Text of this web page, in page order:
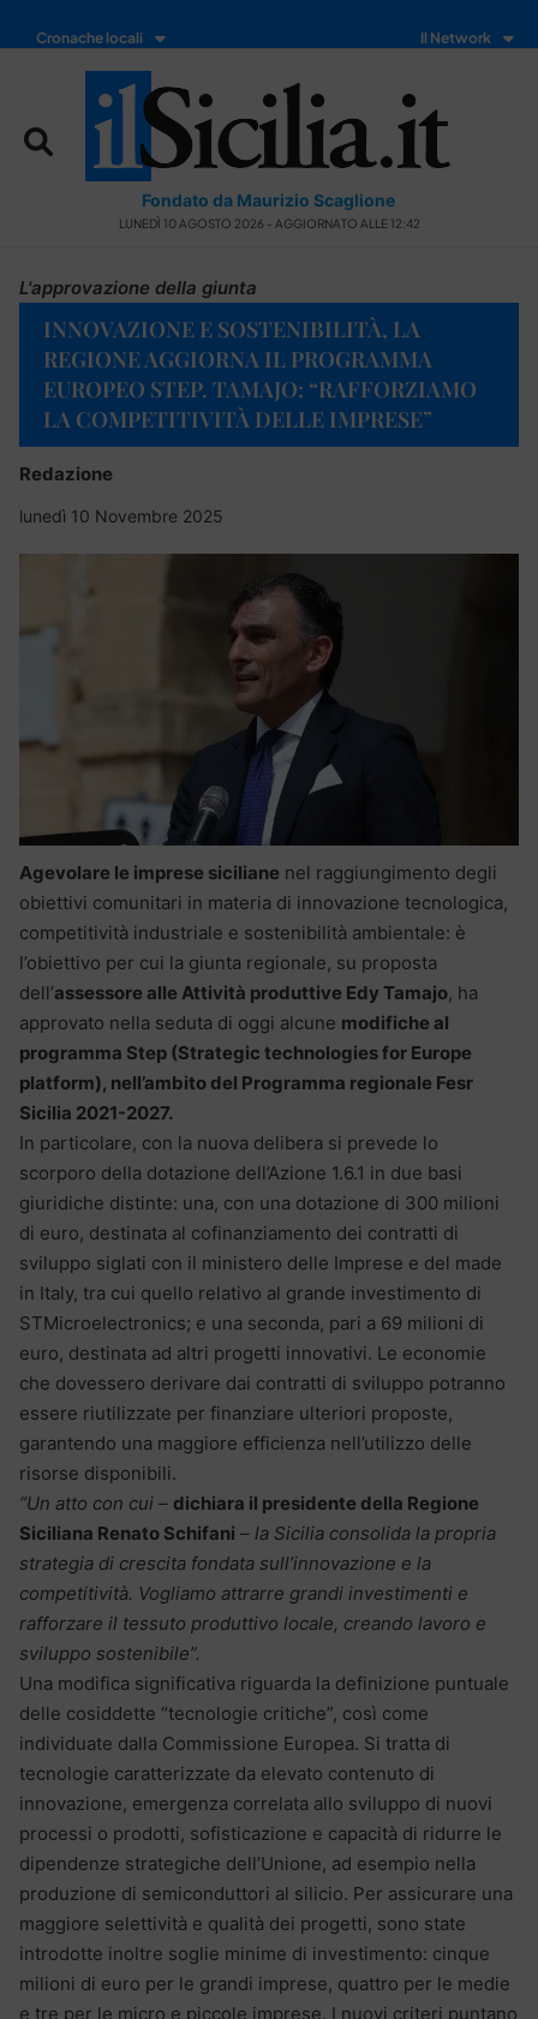
Cronache locali Il Network
Fondato da Maurizio Scaglione
LUNEDÌ 10 AGOSTO 2026 - AGGIORNATO ALLE 12:42
L'approvazione della giunta
INNOVAZIONE E SOSTENIBILITÀ, LA
REGIONE AGGIORNA IL PROGRAMMA
EUROPEO STEP. TAMAJO: “RAFFORZIAMO
LA COMPETITIVITÀ DELLE IMPRESE”
Redazione
lunedì 10 Novembre 2025
Agevolare le imprese siciliane nel raggiungimento degli
obiettivi comunitari in materia di innovazione tecnologica,
competitività industriale e sostenibilità ambientale: è
l’obiettivo per cui la giunta regionale, su proposta
dell’assessore alle Attività produttive Edy Tamajo, ha
approvato nella seduta di oggi alcune modifiche al
programma Step (Strategic technologies for Europe
platform), nell’ambito del Programma regionale Fesr
Sicilia 2021-2027.
In particolare, con la nuova delibera si prevede lo
scorporo della dotazione dell’Azione 1.6.1 in due basi
giuridiche distinte: una, con una dotazione di 300 milioni
di euro, destinata al cofinanziamento dei contratti di
sviluppo siglati con il ministero delle Imprese e del made
in Italy, tra cui quello relativo al grande investimento di
STMicroelectronics; e una seconda, pari a 69 milioni di
euro, destinata ad altri progetti innovativi. Le economie
che dovessero derivare dai contratti di sviluppo potranno
essere riutilizzate per finanziare ulteriori proposte,
garantendo una maggiore efficienza nell’utilizzo delle
risorse disponibili.
“Un atto con cui – dichiara il presidente della Regione
Siciliana Renato Schifani – la Sicilia consolida la propria
strategia di crescita fondata sull’innovazione e la
competitività. Vogliamo attrarre grandi investimenti e
rafforzare il tessuto produttivo locale, creando lavoro e
sviluppo sostenibile”.
Una modifica significativa riguarda la definizione puntuale
delle cosiddette “tecnologie critiche”, così come
individuate dalla Commissione Europea. Si tratta di
tecnologie caratterizzate da elevato contenuto di
innovazione, emergenza correlata allo sviluppo di nuovi
processi o prodotti, sofisticazione e capacità di ridurre le
dipendenze strategiche dell’Unione, ad esempio nella
produzione di semiconduttori al silicio. Per assicurare una
maggiore selettività e qualità dei progetti, sono state
introdotte inoltre soglie minime di investimento: cinque
milioni di euro per le grandi imprese, quattro per le medie
e tre per le micro e piccole imprese. I nuovi criteri puntano